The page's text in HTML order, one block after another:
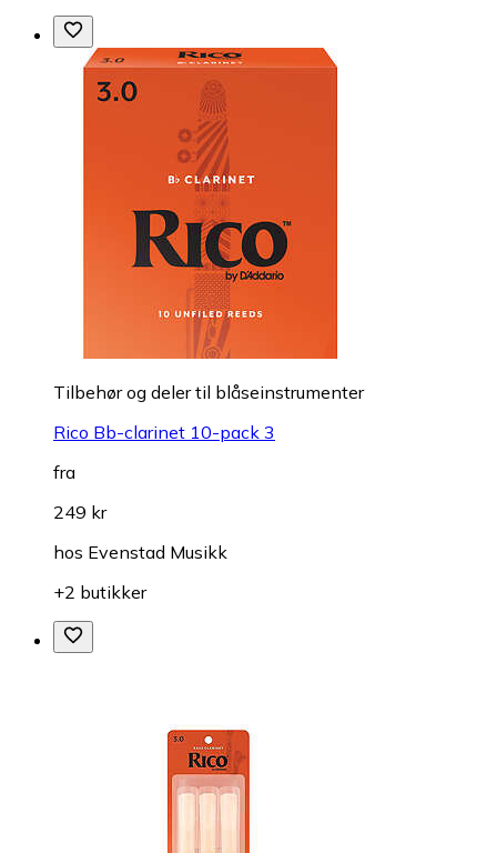
Tilbehør og deler til blåseinstrumenter
Rico Bb-clarinet 10-pack 3
fra
249 kr
hos Evenstad Musikk
+2 butikker